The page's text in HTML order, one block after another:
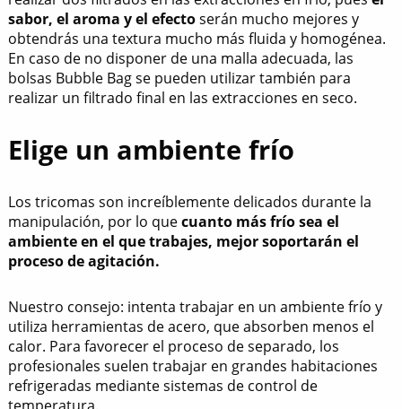
sabor, el aroma y el efectoserán mucho mejores y
obtendrás una textura mucho más fluida y homogénea.
En caso de no disponer de una malla adecuada, las
bolsas Bubble Bag se pueden utilizar también para
realizar un filtrado final en las extracciones en seco.
Elige un ambiente frío
Los tricomas son increíblemente delicados durante la
manipulación, por lo quecuanto más frío sea el
ambiente en el que trabajes, mejor soportarán el
proceso de agitación.
Nuestro consejo: intenta trabajar en un ambiente frío y
utiliza herramientas de acero, que absorben menos el
calor. Para favorecer el proceso de separado, los
profesionales suelen trabajar en grandes habitaciones
refrigeradas mediante sistemas de control de